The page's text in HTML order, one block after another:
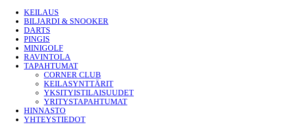
KEILAUS
BILJARDI & SNOOKER
DARTS
PINGIS
MINIGOLF
RAVINTOLA
TAPAHTUMAT
CORNER CLUB
KEILASYNTTÄRIT
YKSITYISTILAISUUDET
YRITYSTAPAHTUMAT
HINNASTO
YHTEYSTIEDOT